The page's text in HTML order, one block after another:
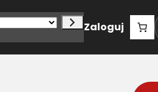
Zaloguj